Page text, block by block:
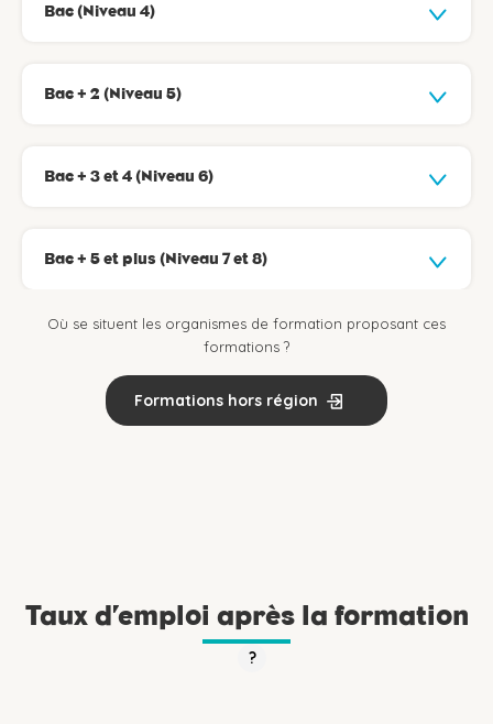
Bac (Niveau 4)
Bac + 2 (Niveau 5)
Bac + 3 et 4 (Niveau 6)
Bac + 5 et plus (Niveau 7 et 8)
Où se situent les organismes de formation proposant ces
formations ?
Formations hors région
Taux d’emploi après la formation
?